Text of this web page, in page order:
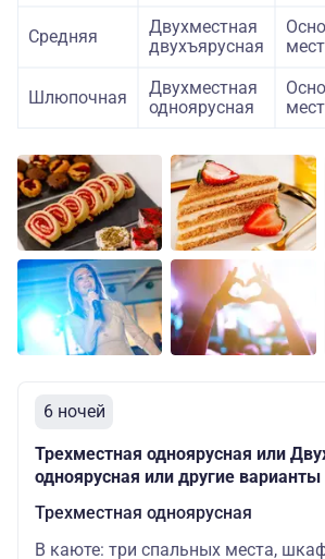
Средняя
Двухместная
двухъярусная
Шлюпочная
Двухместная
одноярусная
6 ночей
Трехместная одноярусная или
одноярусная или другие варианты
Трехместная одноярусная
В каюте: три спальных места,